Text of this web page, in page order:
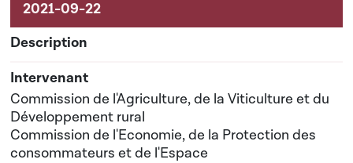
Commission de l'Agriculture, de la Viticulture et du
Développement rural
Commission de l'Economie, de la Protection des
consommateurs et de l'Espace